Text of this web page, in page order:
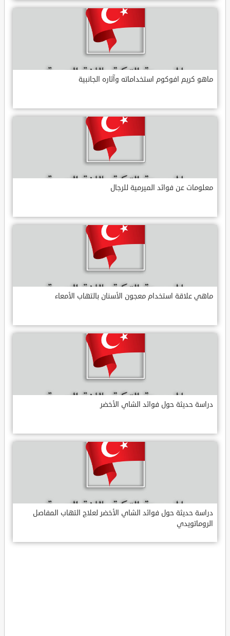
ماهو كريم افوكوم استخداماته وآثاره الجانبية
معلومات عن فوائد الميرمية للرجال
ماهي علاقة استخدام معجون الأسنان بالتهاب الأمعاء
دراسة حديثة حول فوائد الشاي الأخضر
دراسة حديثة حول فوائد الشاي الأخضر لعلاج التهاب المفاصل
الروماتويدي